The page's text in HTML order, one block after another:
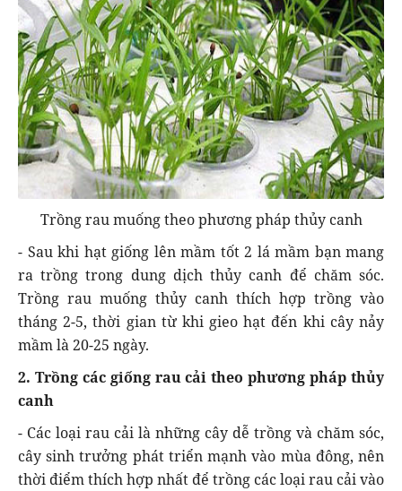
Trồng rau muống theo phương pháp thủy canh
- Sau khi hạt giống lên mầm tốt 2 lá mầm bạn mang
ra trồng trong dung dịch thủy canh để chăm sóc.
Trồng rau muống thủy canh thích hợp trồng vào
tháng 2-5, thời gian từ khi gieo hạt đến khi cây nảy
mầm là 20-25 ngày.
2. Trồng các giống rau cải theo phương pháp thủy
canh
- Các loại rau cải là những cây dễ trồng và chăm sóc,
cây sinh trưởng phát triển mạnh vào mùa đông, nên
thời điểm thích hợp nhất để trồng các loại rau cải vào